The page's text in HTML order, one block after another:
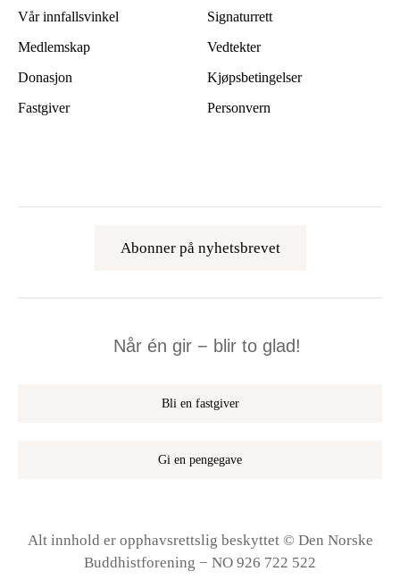
Vår innfallsvinkel
Medlemskap
Donasjon
Fastgiver
Signaturrett
Vedtekter
Kjøpsbetingelser
Personvern
Abonner på nyhetsbrevet
Når én gir − blir to glad!
Bli en fastgiver
Gi en pengegave
Alt innhold er opphavsrettslig beskyttet © Den Norske
Buddhistforening − NO 926 722 522